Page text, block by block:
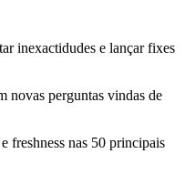
inexactidudes e lançar fixes
novas perguntas vindas de
freshness nas 50 principais